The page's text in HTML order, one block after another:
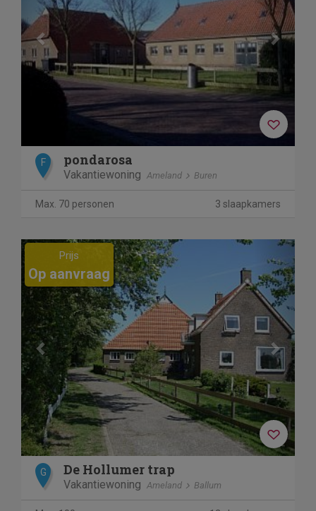
F pondarosa
Vakantiewoning Ameland Buren
Max. 70 personen 3 slaapkamers
Previous Next
Prijs
Op aanvraag
G De Hollumer trap
Vakantiewoning Ameland Ballum